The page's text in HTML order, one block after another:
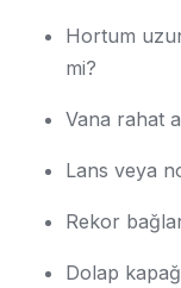
Hortum
mi?
Vana rahat
Lans veya
Rekor
Dolap